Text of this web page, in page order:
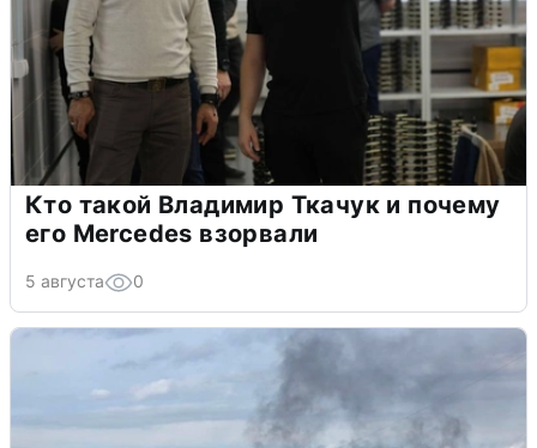
Кто такой Владимир Ткачук и почему
его Mercedes взорвали
5 августа 0